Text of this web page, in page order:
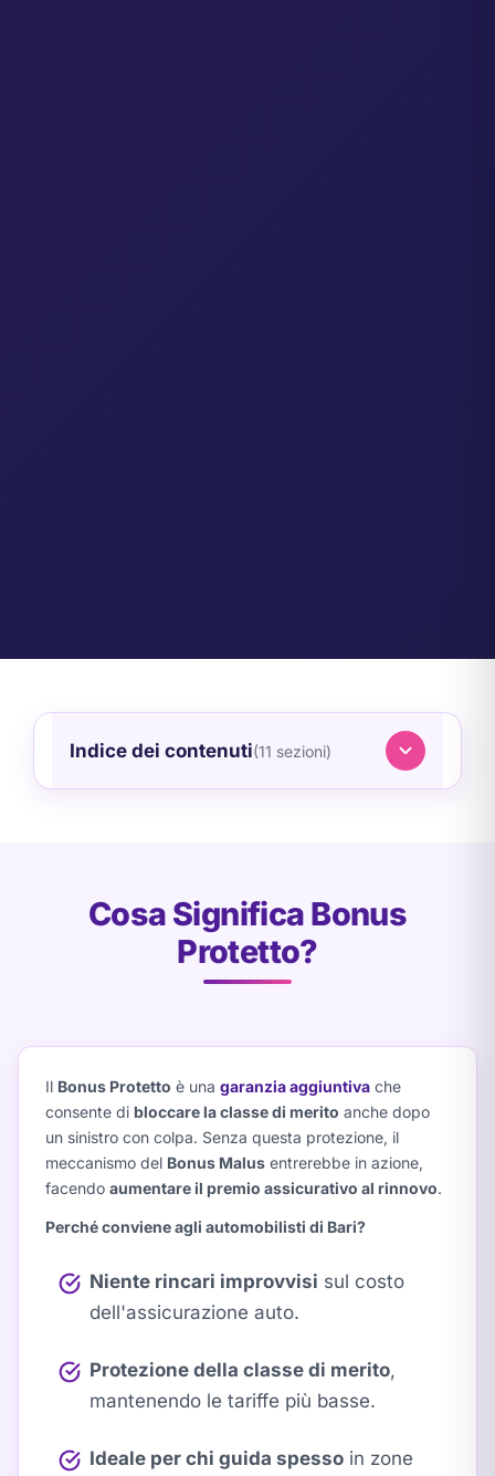
Indice dei contenuti(11 sezioni)
Cosa Significa Bonus
Protetto?
Il Bonus Protetto è una garanzia aggiuntiva che
consente di bloccare la classe di merito anche dopo
un sinistro con colpa. Senza questa protezione, il
meccanismo del Bonus Malus entrerebbe in azione,
facendo aumentare il premio assicurativo al rinnovo.
Perché conviene agli automobilisti di Bari?
Niente rincari improvvisi sul costo
dell'assicurazione auto.
Protezione della classe di merito,
mantenendo le tariffe più basse.
Ideale per chi guida spesso in zone